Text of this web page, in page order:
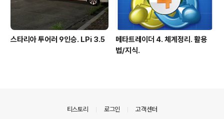
스타리아 투어러 9인승. LPi 3.5
메타트레이더 4. 체계정리. 활용
법/지식.
티스토리 로그인 고객센터